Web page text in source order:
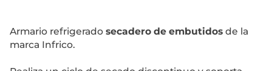
Armario refrigerado secadero de embutidos de la
marca Infrico.